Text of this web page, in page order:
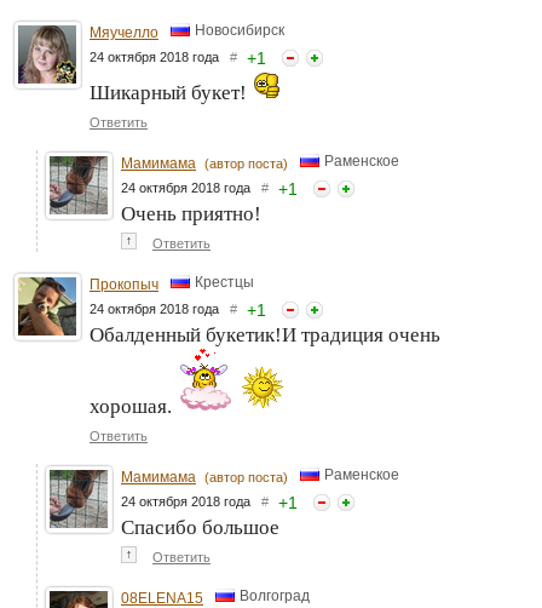
Мяучелло Новосибирск
24 октября 2018 года # +1
Шикарный букет!
Ответить
Мамимама (автор поста) Раменское
24 октября 2018 года # +1
Очень приятно!
↑ Ответить
Прокопыч Крестцы
24 октября 2018 года # +1
Обалденный букетик!И традиция очень
хорошая.
Ответить
Мамимама (автор поста) Раменское
24 октября 2018 года # +1
Спасибо большое
↑ Ответить
08ELENA15 Волгоград